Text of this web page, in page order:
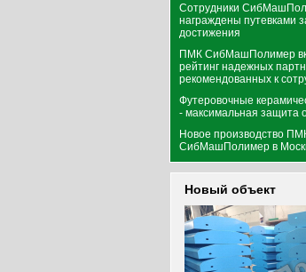
Сотрудники
награждены путевками
достижения
ПМК СибМашПолимер
рейтинг надежных
рекомендованных к
Футеровочные
- максимальная защита
Новое производство
СибМашПолимер в
Новый объект